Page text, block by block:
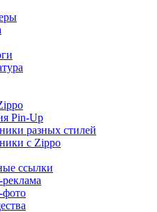
Pin-Up
разных стилей
с Zippo
ссылки
фото